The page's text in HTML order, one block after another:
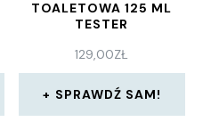
TOALETOWA 125 ML
TESTER
129,00ZŁ
SPRAWDŹ SAM!